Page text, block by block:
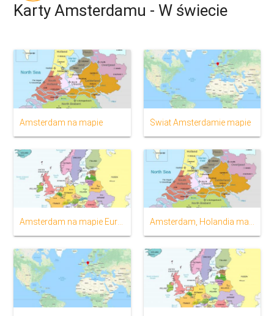
Karty Amsterdamu - W świecie
Amsterdam na mapie Świat Amsterdamie mapie